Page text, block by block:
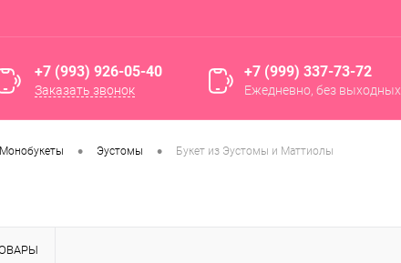
+7 (993) 926-05-40
Заказать звонок
+7 (999) 337-73-72
Ежедневно, без выходных
Монобукеты • Эустомы • Букет из Эустомы и Маттиолы